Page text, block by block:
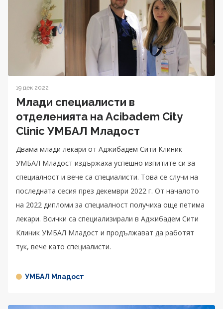
19 дек 2022
Млади специалисти в
отделенията на Acibadem City
Clinic УМБАЛ Младост
Двама млади лекари от Аджибадем Сити Клиник
УМБАЛ Младост издържаха успешно изпитите си за
специалност и вече са специалисти. Това се случи на
последната сесия през декември 2022 г. От началото
на 2022 дипломи за специалност получиха още петима
лекари. Всички са специализирали в Аджибадем Сити
Клиник УМБАЛ Младост и продължават да работят
тук, вече като специалисти.
УМБАЛ Младост